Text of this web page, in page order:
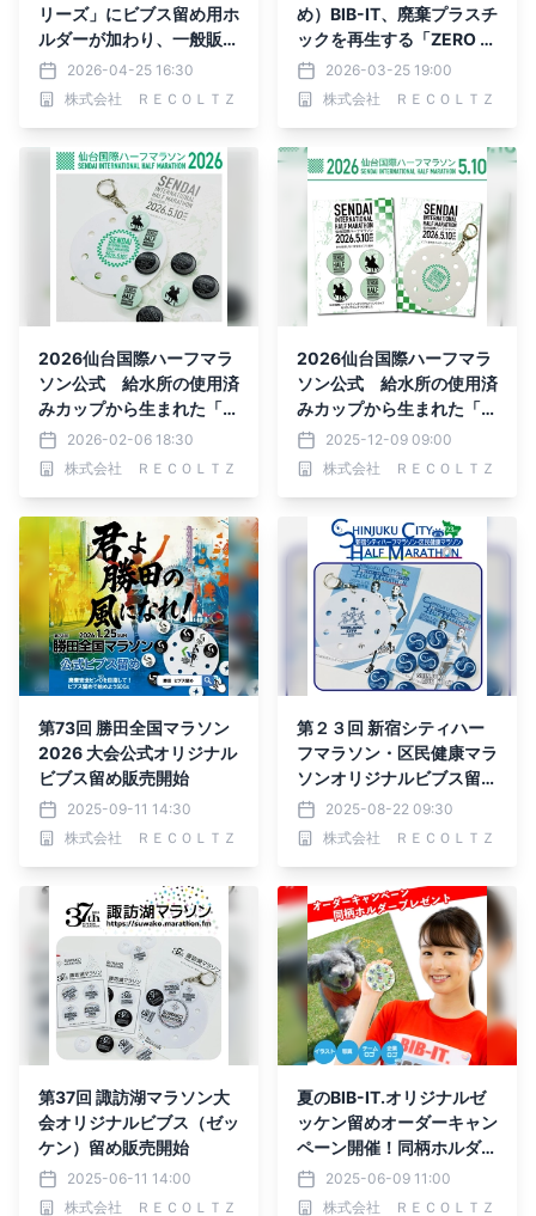
リーズ」にビブス留め用ホ
ルダーが加わり、一般販売
を開始2026-04-25 16:30
株式会社 ＲＥＣＯＬＴＺ
め）BIB-IT、廃棄プラスチ
ックを再生する「ZERO W
ASTE」始動
2026-03-25 19:00
株式会社 ＲＥＣＯＬＴＺ
2026仙台国際ハーフマラ
ソン公式 給水所の使用済
みカップから生まれた「ビ
ブス留め」EC販売開始
2026-02-06 18:30
株式会社 ＲＥＣＯＬＴＺ
2026仙台国際ハーフマラ
ソン公式 給水所の使用済
みカップから生まれた「ビ
ブス留め」販売開始
2025-12-09 09:00
株式会社 ＲＥＣＯＬＴＺ
第73回 勝田全国マラソン
2026 大会公式オリジナル
ビブス留め販売開始
2025-09-11 14:30
株式会社 ＲＥＣＯＬＴＺ
第２３回 新宿シティハー
フマラソン・区民健康マラ
ソンオリジナルビブス留め
販売開始2025-08-22 09:30
株式会社 ＲＥＣＯＬＴＺ
第37回 諏訪湖マラソン大
会オリジナルビブス（ゼッ
ケン）留め販売開始
2025-06-11 14:00
株式会社 ＲＥＣＯＬＴＺ
夏のBIB-IT.オリジナルゼ
ッケン留めオーダーキャン
ペーン開催！同柄ホルダー
をプレゼント
2025-06-09 11:00
株式会社 ＲＥＣＯＬＴＺ